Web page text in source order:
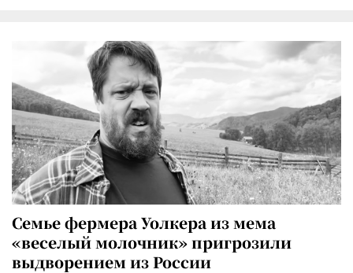
Семье фермера Уолкера из мема
«веселый молочник» пригрозили
выдворением из России